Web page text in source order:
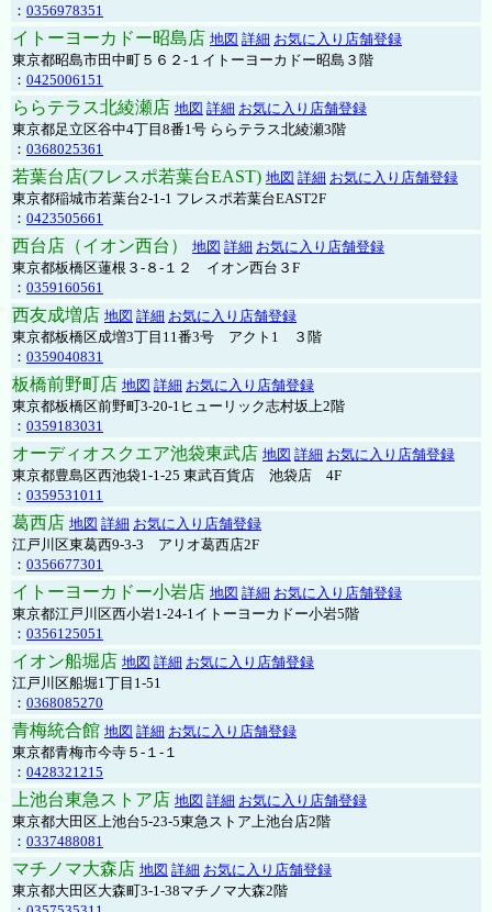
： 0356978351
イトーヨーカドー昭島店 地図 詳細 お気に入り店舗登録
東京都昭島市田中町５６２-１イトーヨーカドー昭島３階
： 0425006151
ららテラス北綾瀬店 地図 詳細 お気に入り店舗登録
東京都足立区谷中4丁目8番1号 ららテラス北綾瀬3階
： 0368025361
若葉台店(フレスポ若葉台EAST) 地図 詳細 お気に入り店舗登録
東京都稲城市若葉台2-1-1 フレスポ若葉台EAST2F
： 0423505661
西台店（イオン西台） 地図 詳細 お気に入り店舗登録
東京都板橋区蓮根３-８-１２ イオン西台３F
： 0359160561
西友成増店 地図 詳細 お気に入り店舗登録
東京都板橋区成増3丁目11番3号 アクト1 ３階
： 0359040831
板橋前野町店 地図 詳細 お気に入り店舗登録
東京都板橋区前野町3-20-1ヒューリック志村坂上2階
： 0359183031
オーディオスクエア池袋東武店 地図 詳細 お気に入り店舗登録
東京都豊島区西池袋1-1-25 東武百貨店 池袋店 4F
： 0359531011
葛西店 地図 詳細 お気に入り店舗登録
江戸川区東葛西9-3-3 アリオ葛西店2F
： 0356677301
イトーヨーカドー小岩店 地図 詳細 お気に入り店舗登録
東京都江戸川区西小岩1-24-1イトーヨーカドー小岩5階
： 0356125051
イオン船堀店 地図 詳細 お気に入り店舗登録
江戸川区船堀1丁目1-51
： 0368085270
青梅統合館 地図 詳細 お気に入り店舗登録
東京都青梅市今寺５-１-１
： 0428321215
上池台東急ストア店 地図 詳細 お気に入り店舗登録
東京都大田区上池台5-23-5東急ストア上池台店2階
： 0337488081
マチノマ大森店 地図 詳細 お気に入り店舗登録
東京都大田区大森町3-1-38マチノマ大森2階